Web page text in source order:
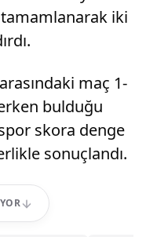
iki
maç 1-
bulduğu
skora denge
sonuçlandı.